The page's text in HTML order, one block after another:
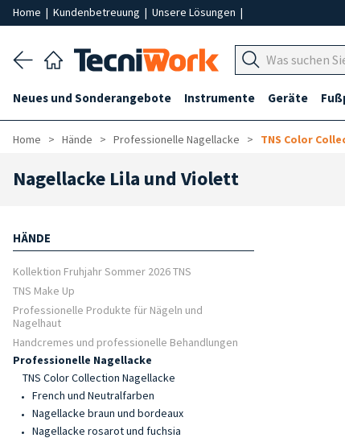
Home | Kundenbetreuung | Unsere Lösungen |
Neues und Sonderangebote Instrumente Geräte
Home Hände Professionelle Nagellacke TNS Color
Nagellacke Lila und Violett
HÄNDE
Kollektion Fruhjahr Sommer 2026 TNS
TNS Make Up
Professionelle Produkte für Nägeln und
Nagelhaut
Handcremes und professionelle Behandlungen
Professionelle Nagellacke
TNS Color Collection Nagellacke
French und Neutralfarben
Nagellacke braun und bordeaux
Nagellacke rosarot und fuchsia